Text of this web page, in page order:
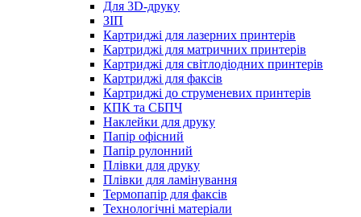
Для 3D-друку
ЗІП
Картриджі для лазерних принтерів
Картриджі для матричних принтерів
Картриджі для світлодіодних принтерів
Картриджі для факсів
Картриджі до струменевих принтерів
КПК та СБПЧ
Наклейки для друку
Папір офісний
Папір рулонний
Плівки для друку
Плівки для ламінування
Термопапір для факсів
Технологічні матеріали